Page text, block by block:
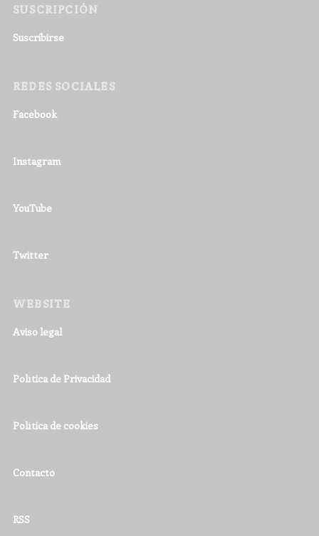
SUSCRIPCIÓN
Suscribirse
REDES SOCIALES
Facebook
Instagram
YouTube
Twitter
WEBSITE
Aviso legal
Política de Privacidad
Política de cookies
Contacto
RSS